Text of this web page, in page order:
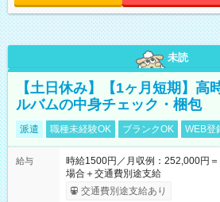
未読
【土日休み】【1ヶ月短期】高
ルバムの中身チェック・梱包
派遣 職種未経験OK ブランクOK WEB登
給与
時給1500円／月収例：252,000円
場合＋交通費別途支給
交通費別途支給あり